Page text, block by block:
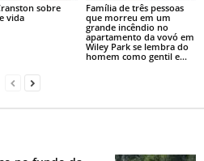
sobre
vida
Família de três pessoas
que morreu em um
grande incêndio no
apartamento da vovó em
Wiley Park se lembra do
homem como gentil e...